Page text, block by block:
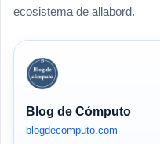
ecosistema de allabord.
Blog de Cómputo
blogdecomputo.com